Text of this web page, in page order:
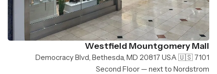
Westfield Mountgomery Mall
7101 Democracy Blvd, Bethesda, MD 20817 USA 🇺🇸
Second Floor — next to Nordstrom